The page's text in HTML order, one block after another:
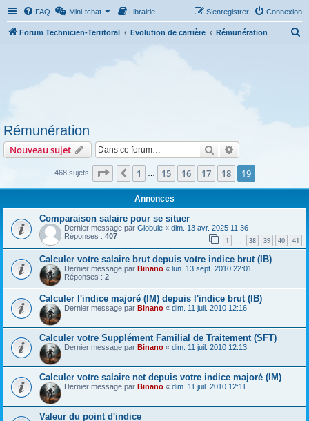
FAQ Mini-tchat Librairie Connexion
S’enregistrer
Forum Technicien-Territoral Evolution de carrière Rémunération
Rémunération
Nouveau sujet Rechercher
468 sujets Page 19 sur 19
Précédente
1 15 16 17 18 19
Annonces
Comparaison salaire pour se situer
Dernier message par Globule « dim. 13 avr. 2025 11:36
Réponses : 407 1 … 38 39 40 41
Calculer votre salaire brut depuis votre indice brut (IB)
Dernier message par Binano « lun. 13 sept. 2010 22:01
Réponses : 2
Calculer l'indice majoré (IM) depuis l'indice brut (IB)
Dernier message par Binano « dim. 11 juil. 2010 12:16
Calculer votre Supplément Familial de Traitement (SFT)
Dernier message par Binano « dim. 11 juil. 2010 12:13
Calculer votre salaire net depuis votre indice majoré (IM)
Dernier message par Binano « dim. 11 juil. 2010 12:11
Valeur du point d'indice